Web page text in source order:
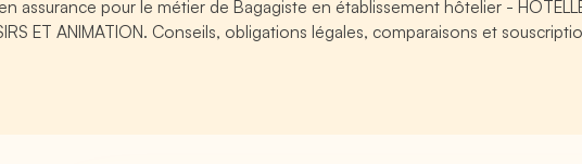
assurance pour le métier de Bagagiste en établissement hôtelier -
ET ANIMATION. Conseils, obligations légales, comparaisons et